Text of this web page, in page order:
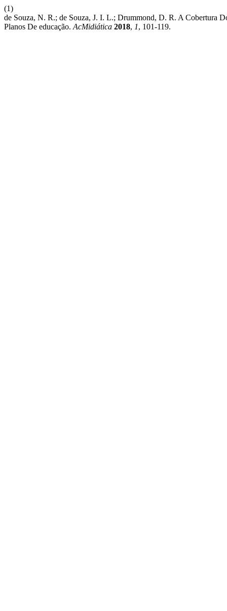
(1)
de Souza, N. R.; de Souza, J. I. L.; Drummond, D. R. A Cobertura
Planos De educação. AcMidiática 2018, 1, 101-119.